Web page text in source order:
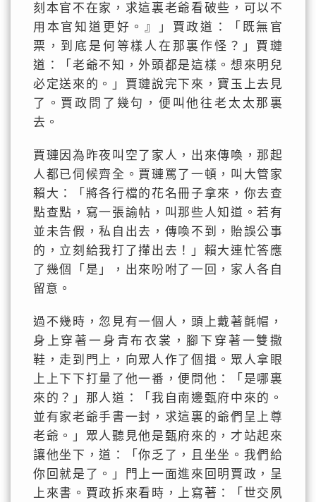
刻本官不在家，求這裏老爺看破些，可以不
用本官知道更好。』」賈政道：「既無官
票，到底是何等樣人在那裏作怪？」賈璉
道：「老爺不知，外頭都是這樣。想來明兒
必定送來的。」賈璉說完下來，寶玉上去見
了。賈政問了幾句，便叫他往老太太那裏
去。
賈璉因為昨夜叫空了家人，出來傳喚，那起
人都已伺候齊全。賈璉罵了一頓，叫大管家
賴大：「將各行檔的花名冊子拿來，你去查
點查點，寫一張諭帖，叫那些人知道。若有
並未告假，私自出去，傳喚不到，貽誤公事
的，立刻給我打了攆出去！」賴大連忙答應
了幾個「是」，出來吩咐了一回，家人各自
留意。
過不幾時，忽見有一個人，頭上戴著氈帽，
身上穿著一身青布衣裳，腳下穿著一雙撒
鞋，走到門上，向眾人作了個揖。眾人拿眼
上上下下打量了他一番，便問他：「是哪裏
來的？」那人道：「我自南邊甄府中來的。
並有家老爺手書一封，求這裏的爺們呈上尊
老爺。」眾人聽見他是甄府來的，才站起來
讓他坐下，道：「你乏了，且坐坐。我們給
你回就是了。」門上一面進來回明賈政，呈
上來書。賈政拆來看時，上寫著：「世交夙